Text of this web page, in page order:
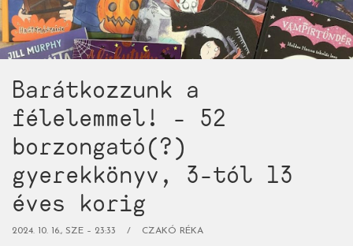
Barátkozzunk a
félelemmel! - 52
borzongató(?)
gyerekkönyv, 3-tól 13
éves korig
2024. 10. 16., SZE – 23:33 CZAKÓ RÉKA